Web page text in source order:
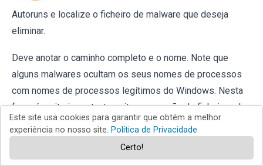
Autoruns e localize o ficheiro de malware que deseja
eliminar.
Deve anotar o caminho completo e o nome. Note que
alguns malwares ocultam os seus nomes de processos
com nomes de processos legítimos do Windows. Nesta
fase, é muito importante evitar a remoção de ficheiros do
sistema. Depois de localizar o programa suspeito que
deseja remover clique com o rato sobre o nome e escolha
Este site usa cookies para garantir que obtém a melhor
experiência no nosso site. Política de Privacidade
Certo!